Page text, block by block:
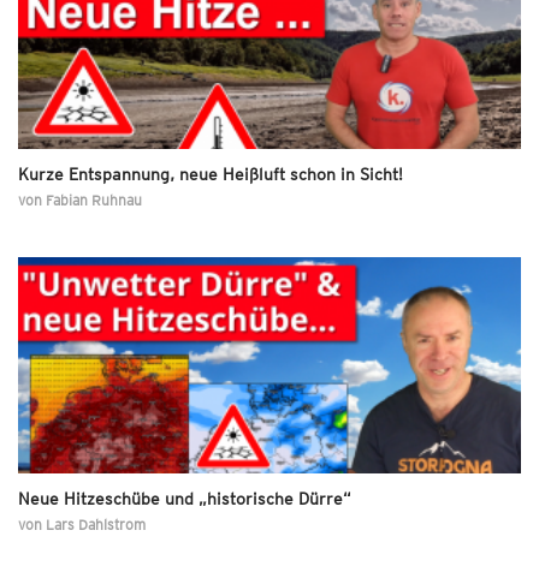
Kurze Entspannung, neue Heißluft schon in Sicht!
von Fabian Ruhnau
Neue Hitzeschübe und „historische Dürre“
von Lars Dahlstrom